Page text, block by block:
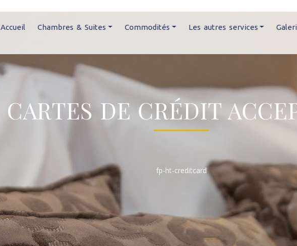
Accueil Chambres & Suites Commodités Les autres services
CARTES DE CRÉDIT
fp-ht-creditcard